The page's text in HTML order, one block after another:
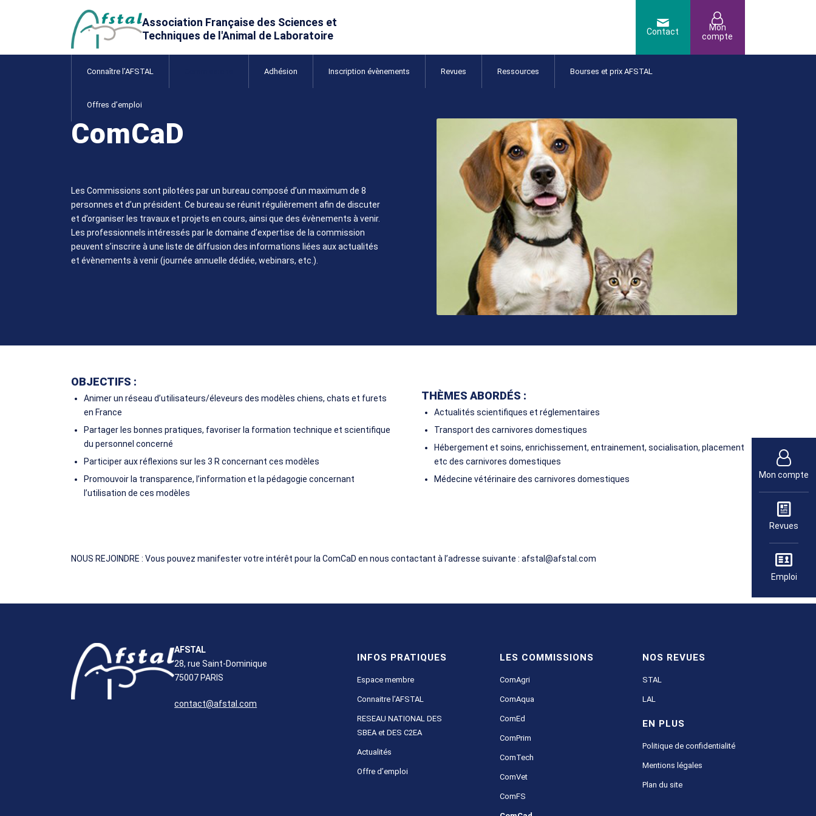
Connaître l’AFSTAL Adhésion Inscription évènements Revues Ressources Bourses et prix AFSTAL
Offres d’emploi
Mon compte
Revues
Emploi
ComCaD
Les Commissions sont pilotées par un bureau composé d’un maximum de 8
personnes et d’un président. Ce bureau se réunit régulièrement afin de discuter
et d’organiser les travaux et projets en cours, ainsi que des évènements à venir.
Les professionnels intéressés par le domaine d’expertise de la commission
peuvent s’inscrire à une liste de diffusion des informations liées aux actualités
et évènements à venir (journée annuelle dédiée, webinars, etc.).
OBJECTIFS :
Animer un réseau d’utilisateurs/éleveurs des modèles chiens, chats et furets
en France
Partager les bonnes pratiques, favoriser la formation technique et scientifique
du personnel concerné
Participer aux réflexions sur les 3 R concernant ces modèles
Promouvoir la transparence, l’information et la pédagogie concernant
l’utilisation de ces modèles
THÈMES ABORDÉS :
Actualités scientifiques et réglementaires
Transport des carnivores domestiques
Hébergement et soins, enrichissement, entrainement, socialisation, placement
etc des carnivores domestiques
Médecine vétérinaire des carnivores domestiques
NOUS REJOINDRE : Vous pouvez manifester votre intérêt pour la ComCaD en nous contactant à l’adresse suivante : afstal@afstal.com
AFSTAL
28, rue Saint-Dominique
75007 PARIS
contact@afstal.com
INFOS PRATIQUES
Espace membre
Connaitre l’AFSTAL
RESEAU NATIONAL DES
SBEA et DES C2EA
Actualités
Offre d’emploi
LES COMMISSIONS
ComAgri
ComAqua
ComEd
ComPrim
ComTech
ComVet
ComFS
NOS REVUES
STAL
LAL
EN PLUS
Politique de confidentialité
Mentions légales
Plan du site